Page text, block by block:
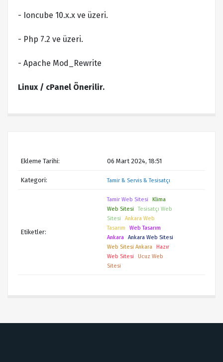
- Ioncube 10.x.x ve üzeri.
- Php 7.2 ve üzeri.
- Apache Mod_Rewrite
Linux / cPanel Önerilir.
Ekleme Tarihi: 06 Mart 2024, 18:51
Kategori: Tamir & Servis & Tesisatçı
Etiketler:
Tamir Web Sitesi
Klima
Web Sitesi
Tesisatçı Web
Sitesi
Ankara Web
Tasarım
Web Tasarım
Ankara
Ankara Web Sitesi
Web Sitesi Ankara
Hazır
Web Sitesi
Ucuz Web
Sitesi